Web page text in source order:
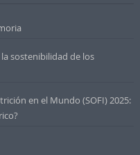
sostenibilidad de los
en el Mundo (SOFI) 2025: